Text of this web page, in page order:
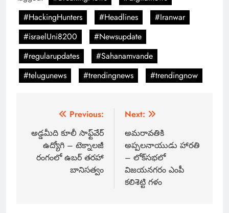
#HackingHunters
#Headlines
#Iranwar
#israelUni8200
#Newsupdate
#regularupdates
#Sahanamvande
#telugunews
#trendingnews #trendingnow
Previous:
అడ్డమీది కూలీ సాఫ్ట్‌వేర్
ఉద్యోగి – టెక్నాలజీ
రంగంలో ఉబర్ తరహా
బానిసత్వం
Next:
అమరావతికి
అప్పలనాయుడు హారతి
– లోక్‌సభలో
విజయనగరం ఎంపీ
కలిశెట్టి గళం